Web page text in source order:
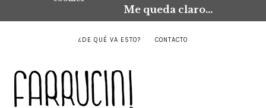
Me queda claro...
¿DE QUÉ VA ESTO? CONTACTO